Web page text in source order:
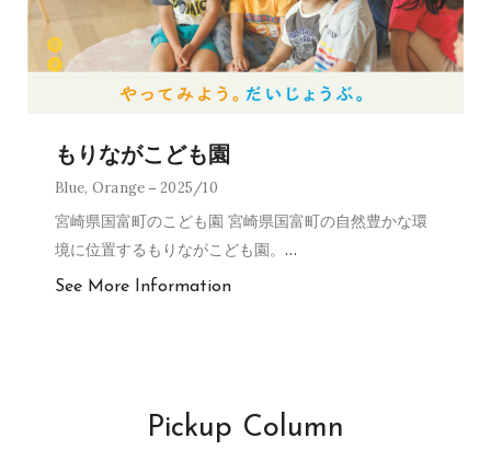
もりながこども園
Blue, Orange 2025/10
宮崎県国富町のこども園 宮崎県国富町の自然豊かな環
境に位置するもりながこども園。 …
See More Information
Pickup Column